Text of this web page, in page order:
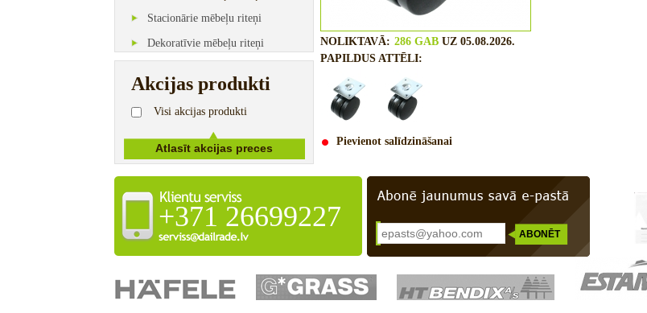
Stacionārie mēbeļu riteņi
Dekoratīvie mēbeļu riteņi
Akcijas produkti
Visi akcijas produkti
NOLIKTAVĀ: 286 GABUZ 05.08.2026.
PAPILDUS ATTĒLI:
Pievienot salīdzināšanai
+371 26699227